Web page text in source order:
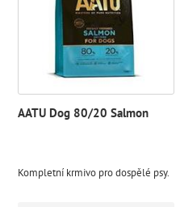
AATU Dog 80/20 Salmon
Kompletní krmivo pro dospělé psy.